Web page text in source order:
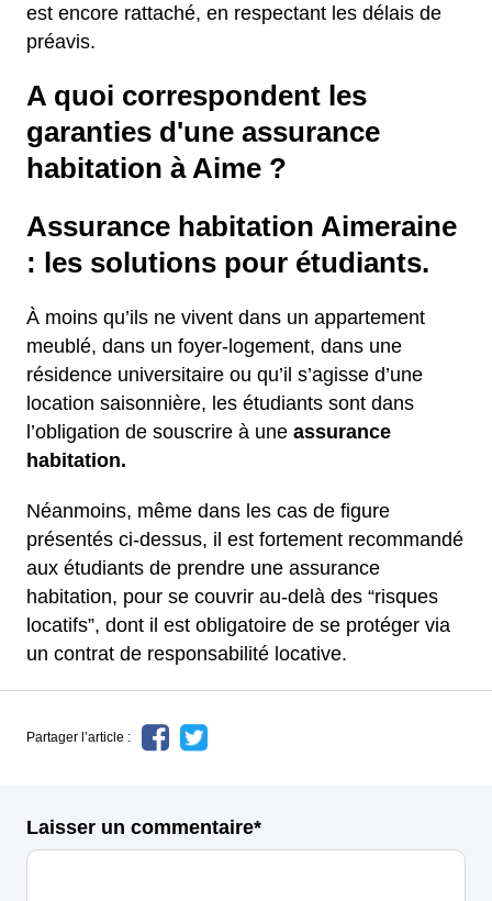
est encore rattaché, en respectant les délais de
préavis.
A quoi correspondent les
garanties d'une assurance
habitation à Aime ?
Assurance habitation Aimeraine
: les solutions pour étudiants.
À moins qu’ils ne vivent dans un appartement
meublé, dans un foyer-logement, dans une
résidence universitaire ou qu’il s’agisse d’une
location saisonnière, les étudiants sont dans
l’obligation de souscrire à une assurance
habitation.
Néanmoins, même dans les cas de figure
présentés ci-dessus, il est fortement recommandé
aux étudiants de prendre une assurance
habitation, pour se couvrir au-delà des “risques
locatifs”, dont il est obligatoire de se protéger via
un contrat de responsabilité locative.
Partager l’article :
Laisser un commentaire*